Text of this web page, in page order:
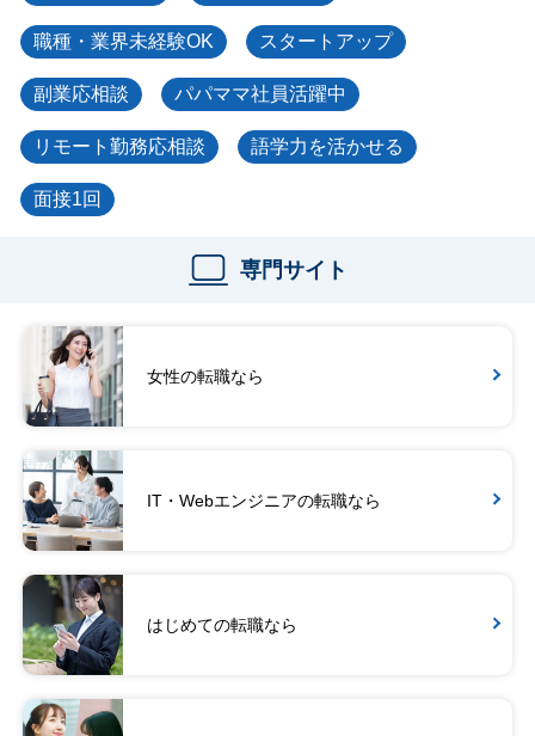
職種・業界未経験OK スタートアップ
副業応相談 パパママ社員活躍中
リモート勤務応相談 語学力を活かせる
面接1回
専門サイト
女性の転職なら
IT・Webエンジニアの転職なら
はじめての転職なら